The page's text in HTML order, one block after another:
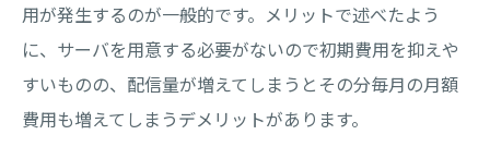
用が発生するのが一般的です。メリットで述べたよう
に、サーバを用意する必要がないので初期費用を抑えや
すいものの、配信量が増えてしまうとその分毎月の月額
費用も増えてしまうデメリットがあります。